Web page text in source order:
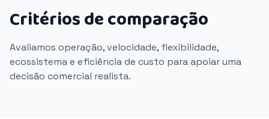
Critérios de comparação
Avaliamos operação, velocidade, flexibilidade,
ecossistema e eficiência de custo para apoiar uma
decisão comercial realista.